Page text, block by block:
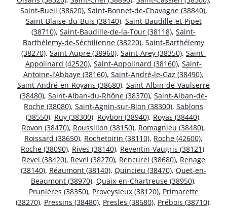
Saint-Bueil (38620), Saint-Bonnet-de-Chavagne (38840),
Saint-Blaise-du-Buis (38140), Saint-Baudille-et-Pipet
(38710), Saint-Baudille-de-la-Tour (38118), Saint-
Barthélemy-de-Séchilienne (38220), Saint-Barthélemy
(38270), Saint-Aupre (38960), Saint-Arey (38350), Saint-
Appolinard (42520), Saint-Appolinard (38160), Saint-
Antoine-l’Abbaye (38160), Saint-André-le-Gaz (38490),
Saint-André-en-Royans (38680), Saint-Albin-de-Vaulserre
(38480), Saint-Alban-du-Rhône (38370), Saint-Alban-de-
Roche (38080), Saint-Agnin-sur-Bion (38300), Sablons
(38550), Ruy (38300), Roybon (38940), Royas (38440),
Rovon (38470), Roussillon (38150), Romagnieu (38480),
Roissard (38650), Rochetoirin (38110), Roche (42600),
Roche (38090), Rives (38140), Reventin-Vaugris (38121),
Revel (38420), Revel (38270), Rencurel (38680), Renage
(38140), Réaumont (38140), Quincieu (38470), Quet-en-
Beaumont (38970), Quaix-en-Chartreuse (38950),
Prunières (38350), Proveysieux (38120), Primarette
(38270), Pressins (38480), Presles (38680), Prébois (38710),